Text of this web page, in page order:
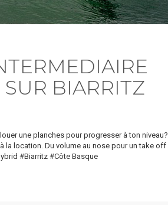
BIARRITZ
une planches pour progresser à ton niveau?
la location. Du volume au nose pour un take off
#Biarritz #Côte Basque